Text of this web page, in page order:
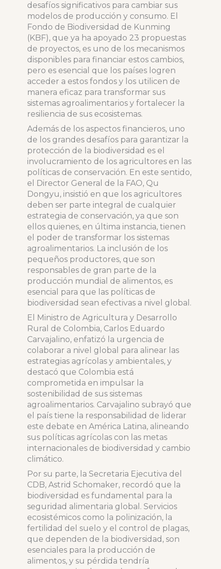
desafíos significativos para cambiar sus
modelos de producción y consumo. El
Fondo de Biodiversidad de Kunming
(KBF), que ya ha apoyado 23 propuestas
de proyectos, es uno de los mecanismos
disponibles para financiar estos cambios,
pero es esencial que los países logren
acceder a estos fondos y los utilicen de
manera eficaz para transformar sus
sistemas agroalimentarios y fortalecer la
resiliencia de sus ecosistemas.
Además de los aspectos financieros, uno
de los grandes desafíos para garantizar la
protección de la biodiversidad es el
involucramiento de los agricultores en las
políticas de conservación. En este sentido,
el Director General de la FAO, Qu
Dongyu, insistió en que los agricultores
deben ser parte integral de cualquier
estrategia de conservación, ya que son
ellos quienes, en última instancia, tienen
el poder de transformar los sistemas
agroalimentarios. La inclusión de los
pequeños productores, que son
responsables de gran parte de la
producción mundial de alimentos, es
esencial para que las políticas de
biodiversidad sean efectivas a nivel global.
El Ministro de Agricultura y Desarrollo
Rural de Colombia, Carlos Eduardo
Carvajalino, enfatizó la urgencia de
colaborar a nivel global para alinear las
estrategias agrícolas y ambientales, y
destacó que Colombia está
comprometida en impulsar la
sostenibilidad de sus sistemas
agroalimentarios. Carvajalino subrayó que
el país tiene la responsabilidad de liderar
este debate en América Latina, alineando
sus políticas agrícolas con las metas
internacionales de biodiversidad y cambio
climático.
Por su parte, la Secretaria Ejecutiva del
CDB, Astrid Schomaker, recordó que la
biodiversidad es fundamental para la
seguridad alimentaria global. Servicios
ecosistémicos como la polinización, la
fertilidad del suelo y el control de plagas,
que dependen de la biodiversidad, son
esenciales para la producción de
alimentos, y su pérdida tendría